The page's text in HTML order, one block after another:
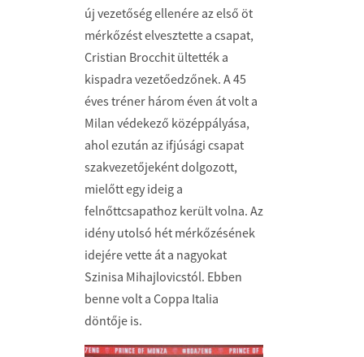
új vezetőség ellenére az első öt
mérkőzést elvesztette a csapat,
Cristian Brocchit ültették a
kispadra vezetőedzőnek. A 45
éves tréner három éven át volt a
Milan védekező középpályása,
ahol ezután az ifjúsági csapat
szakvezetőjeként dolgozott,
mielőtt egy ideig a
felnőttcsapathoz került volna. Az
idény utolsó hét mérkőzésének
idejére vette át a nagyokat
Szinisa Mihajlovicstól. Ebben
benne volt a Coppa Italia
döntője is.